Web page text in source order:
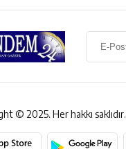
© 2025. Her hakkı saklıdır.